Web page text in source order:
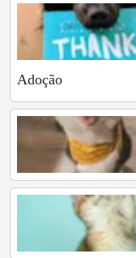
Adoção